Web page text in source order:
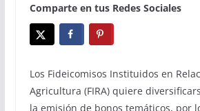
Comparte en tus Redes Sociales
Los Fideicomisos Instituidos en
Agricultura (FIRA) quiere
la emisión de bonos temáticos, por